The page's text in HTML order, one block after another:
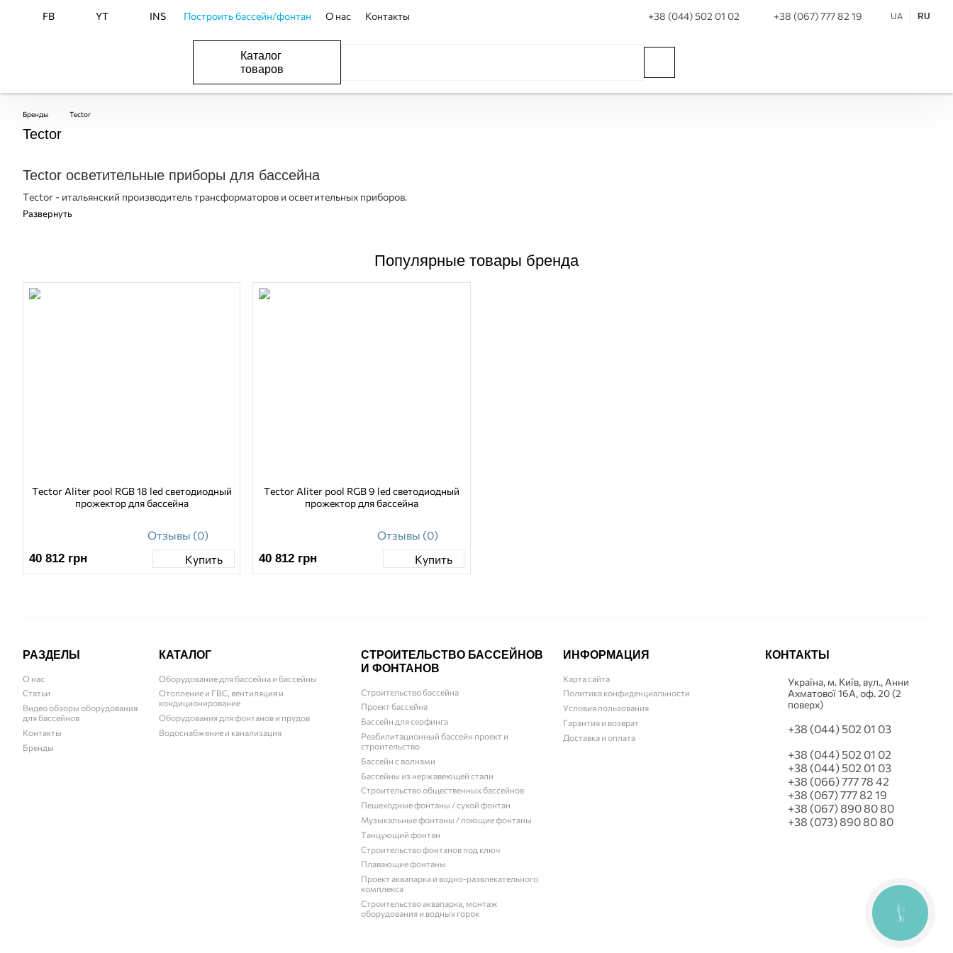
FB YT INS Построить бассейн/фонтан О нас Контакты +38 (044) 502 01 02 +38 (067) 777 82 19 UA RU
Каталог
товаров
Бренды Tector
Tector
Tector осветительные приборы для бассейна
Tector - итальянский производитель трансформаторов и осветительных приборов.
Популярные товары бренда
Tector Aliter pool RGB 18 led светодиодный
прожектор для бассейна
Отзывы (0)
40 812 грн Купить
Tector Aliter pool RGB 9 led светодиодный
прожектор для бассейна
Отзывы (0)
40 812 грн Купить
РАЗДЕЛЫ
О нас
Статьи
Видео обзоры оборудования
для бассейнов
Контакты
Бренды
КАТАЛОГ
Оборудование для бассейна и бассейны
Отопление и ГВС, вентиляция и
кондиционирование
Оборудования для фонтанов и прудов
Водоснабжение и канализация
СТРОИТЕЛЬСТВО БАССЕЙНОВ
И ФОНТАНОВ
Строительство бассейна
Проект бассейна
Бассейн для серфинга
Реабилитационный бассейн проект и
строительство
Бассейн с волнами
Бассейны из нержавеющей стали
Строительство общественных бассейнов
Пешеходные фонтаны / сухой фонтан
Музыкальные фонтаны / поющие фонтаны
Танцующий фонтан
Строительство фонтанов под ключ
Плавающие фонтаны
Проект аквапарка и водно-развлекательного
комплекса
Строительство аквапарка, монтаж
оборудования и водных горок
ИНФОРМАЦИЯ
Карта сайта
Политика конфиденциальности
Условия пользования
Гарантия и возврат
Доставка и оплата
КОНТАКТЫ
Українa, м. Київ, вул., Анни
Ахматової 16А, оф. 20 (2
поверх)
+38 (044) 502 01 03
+38 (044) 502 01 02
+38 (044) 502 01 03
+38 (066) 777 78 42
+38 (067) 777 82 19
+38 (067) 890 80 80
+38 (073) 890 80 80
КНОПКА
СВЯЗИ